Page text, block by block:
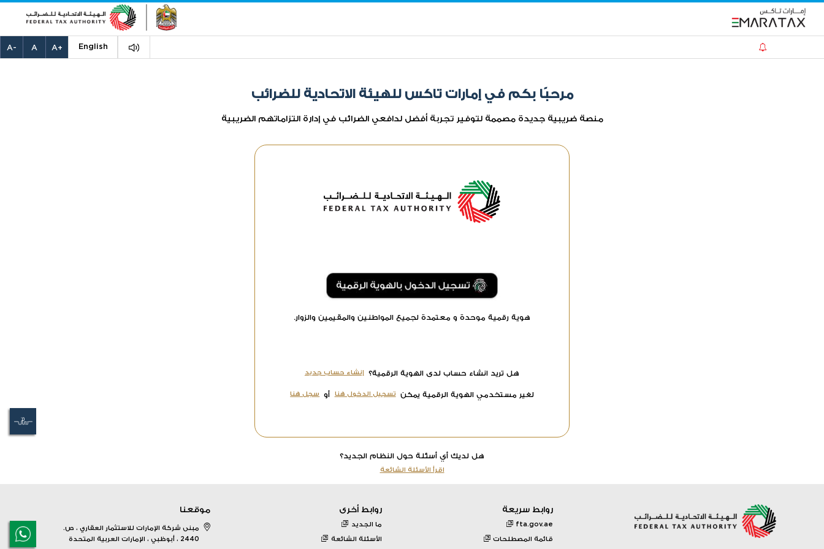
English
-A A +A
مرحبًا بكم في إمارات تاكس للهيئة الاتحادية للضرائب
منصة ضريبية جديدة مصممة لتوفير تجربة أفضل لدافعي الضرائب في إدارة التزاماتهم الضريبية
هوية رقمية موحدة و معتمدة لجميع المواطنين والمقيمين والزوار.
هل تريد انشاء حساب لدى الهوية الرقمية؟ إنشاء حساب جديد
لغير مستخدمي الهوية الرقمية يمكن تسجيل الدخول هنا أو سجل هنا
هل لديك أي أسئلة حول النظام الجديد؟
اقرأ الأسئلة الشائعة
روابط سريعة
fta.gov.ae
قائمة المصطلحات
روابط أخرى
ما الجديد
الأسئلة الشائعة
موقعنا
مبنى شركة الإمارات للاستثمار العقاري ، ص.
2440 ، أبوظبي ، الإمارات العربية المتحدة